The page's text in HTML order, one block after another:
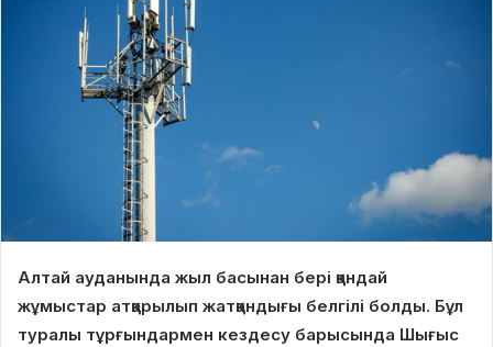
Алтай ауданында жыл басынан бері қандай
жұмыстар атқарылып жатқандығы белгілі болды. Бұл
туралы тұрғындармен кездесу барысында Шығыс